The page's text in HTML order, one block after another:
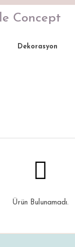
Dekorasyon
Ürün Bulunamadı.